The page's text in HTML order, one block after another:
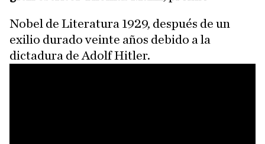
Nobel de Literatura 1929, después de un
exilio durado veinte años debido a la
dictadura de Adolf Hitler.